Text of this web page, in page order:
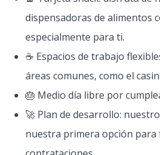
dispensadoras de alimentos
especialmente para ti.
☕ Espacios de trabajo
áreas comunes, como el
🎂 Medio día libre por
🚀 Plan de desarrollo:
nuestra primera opción para